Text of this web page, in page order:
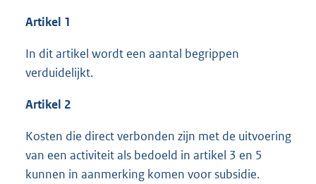
Artikel 1
In dit artikel wordt een aantal begrippen
verduidelijkt.
Artikel 2
Kosten die direct verbonden zijn met de uitvoering
van een activiteit als bedoeld in artikel 3 en 5
kunnen in aanmerking komen voor subsidie.